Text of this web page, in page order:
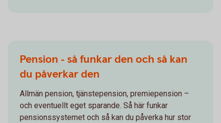
Pension - så funkar den och så kan
du påverkar den
Allmän pension, tjänstepension, premiepension –
och eventuellt eget sparande. Så här funkar
pensionssystemet och så kan du påverka hur stor